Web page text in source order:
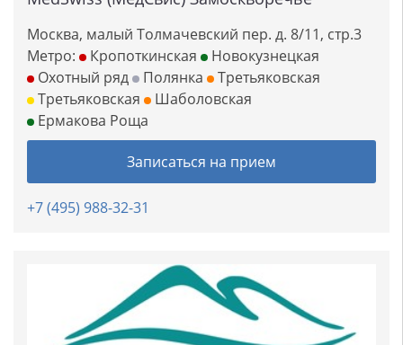
Москва, малый Толмачевский пер. д. 8/11, стр.3
Метро:
Кропоткинская
Новокузнецкая
Охотный ряд
Полянка
Третьяковская
Третьяковская
Шаболовская
Ермакова Роща
Записаться на прием
+7 (495) 988-32-31